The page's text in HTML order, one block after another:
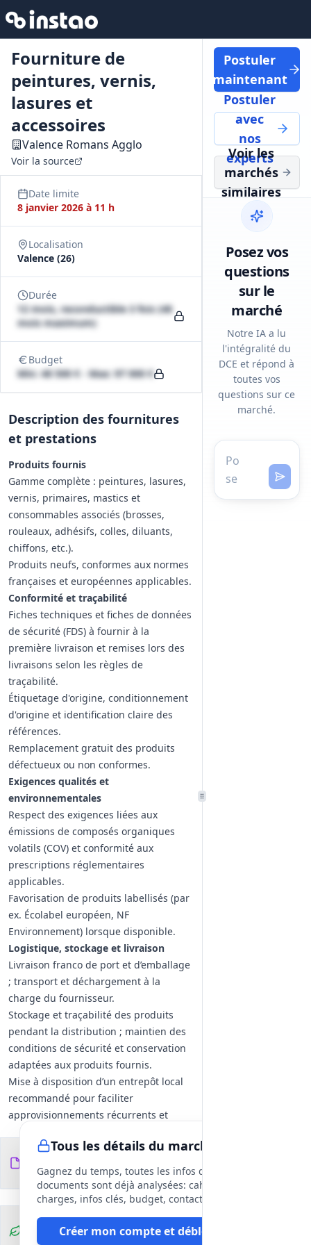
Fourniture de
peintures, vernis,
lasures et
accessoires
Valence Romans Agglo
Voir la source
Date limite
8 janvier 2026 à 11 h
Localisation
Valence (26)
Durée
12 mois, reconductible 3 fois (48
mois maximum)
Budget
Min: 48 500 € - Max: 97 000 €
Description des fournitures
et prestations
Produits fournis
Gamme complète : peintures, lasures,
vernis, primaires, mastics et
consommables associés (brosses,
rouleaux, adhésifs, colles, diluants,
chiffons, etc.).
Produits neufs, conformes aux normes
françaises et européennes applicables.
Conformité et traçabilité
Fiches techniques et fiches de données
de sécurité (FDS) à fournir à la
première livraison et remises lors des
livraisons selon les règles de
traçabilité.
Étiquetage d'origine, conditionnement
d'origine et identification claire des
références.
Remplacement gratuit des produits
défectueux ou non conformes.
Exigences qualités et
environnementales
Respect des exigences liées aux
émissions de composés organiques
volatils (COV) et conformité aux
prescriptions réglementaires
applicables.
Favorisation de produits labellisés (par
ex. Écolabel européen, NF
Environnement) lorsque disponible.
Logistique, stockage et livraison
Livraison franco de port et d’emballage
; transport et déchargement à la
charge du fournisseur.
Stockage et traçabilité des produits
pendant la distribution ; maintien des
conditions de sécurité et conservation
adaptées aux produits fournis.
Mise à disposition d’un entrepôt local
recommandé pour faciliter
approvisionnements récurrents et
Commande, facturation et outils
numériques
Possibilité d’accès à un catalogue en
ligne avec espace client distinct, panier
avec affichage prix public / prix remisé
et extraction/impression des paniers
Tous les détails du marché
Gagnez du temps, toutes les infos des
documents sont déjà analysées: cahier des
charges, infos clés, budget, contact, etc
Créer mon compte et débloquer
Documents du
DCE
fichiers
Clauses
environnementales
Postuler
maintenant
Postuler
avec
nos
experts
Voir les
marchés
similaires
Posez vos
questions
sur le
marché
Notre IA a lu
l'intégralité du
DCE et répond à
toutes vos
questions sur ce
marché.